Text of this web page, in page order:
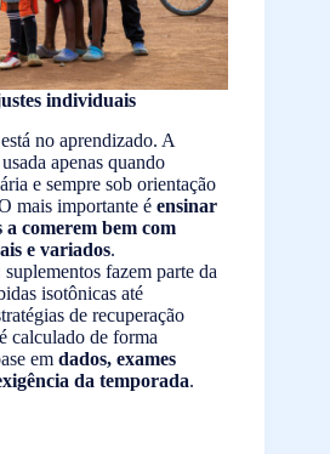
individuais
no aprendizado. A
apenas quando
e sempre sob orientação
mais importante é ensinar
a comerem bem com
e variados.
suplementos fazem parte da
isotônicas até
de recuperação
calculado de forma
em dados, exames
da temporada.